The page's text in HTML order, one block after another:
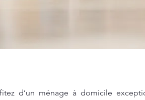
d’un ménage à domicile